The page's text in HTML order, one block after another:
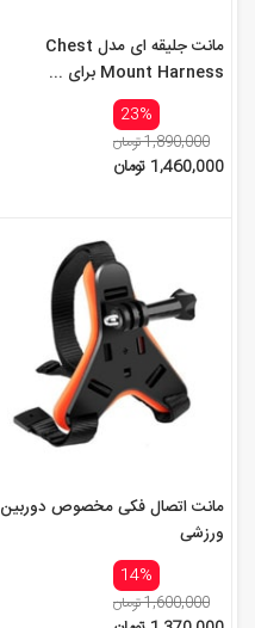
مانت جلیقه ای مدل Chest
Mount Harness برای ...
23%
1,890,000 تومان
1,460,000 تومان
مانت اتصال فکی مخصوص دوربین
ورزشی
14%
1,600,000 تومان